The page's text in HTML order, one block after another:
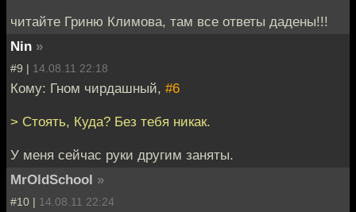
читайте Гриню Климова, там все ответы дадены!!!
Nin »
#9 | 14.08.11 22:18
Кому: Гном чирдашный, #6
> Стоять, Куда? Без тебя никак.
У меня сейчас руки другим заняты.
MrOldSchool »
#10 | 14.08.11 22:24